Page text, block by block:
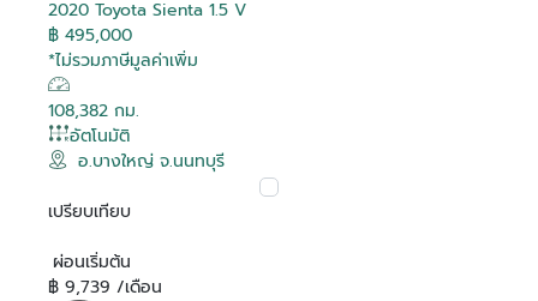
2020 Toyota Sienta 1.5 V
฿ 495,000
*ไม่รวมภาษีมูลค่าเพิ่ม
108,382 กม.
อัตโนมัติ
อ.บางใหญ่ จ.นนทบุรี
เปรียบเทียบ
ผ่อนเริ่มต้น
฿ 9,739 /เดือน